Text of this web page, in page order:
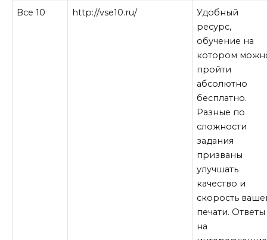
Все 10 http://vse10.ru/
Удобный
ресурс,
обучение на
котором
пройти
абсолютно
бесплатно.
Разные по
сложности
задания
призваны
улучшать
качество и
скорость
печати. Ответы
на